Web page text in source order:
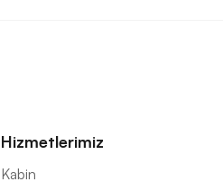
Hizmetlerimiz
Kabin